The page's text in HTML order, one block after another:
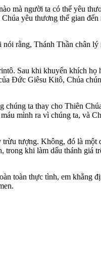
mà người ta có thể yêu
yêu thương thế gian
rằng, Thánh Thần chân
Sau khi khuyến khích họ
Đức Giêsu Kitô, Chúa
chúng ta thay cho Thiên
mình ra vì chúng ta, và
tượng. Không, đó là một
khi làm dấu thánh giá
toàn thực tình, em khẳng